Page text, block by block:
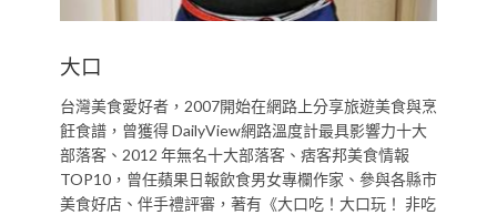
大口
台灣美食愛好者，2007開始在網路上分享旅遊美食與烹
飪食譜，曾獲得 DailyView網路溫度計最具影響力十大
部落客、2012 年無名十大部落客、痞客邦美食情報
TOP10，曾任蘋果日報飲食男女專欄作家、參與各縣市
美食好店、伴手禮評審，著有《大口吃！大口玩！ 非吃